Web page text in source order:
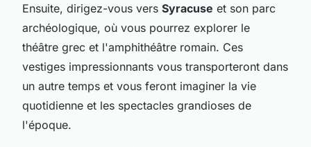
Ensuite, dirigez-vous vers Syracuse et son parc
archéologique, où vous pourrez explorer le
théâtre grec et l'amphithéâtre romain. Ces
vestiges impressionnants vous transporteront dans
un autre temps et vous feront imaginer la vie
quotidienne et les spectacles grandioses de
l'époque.